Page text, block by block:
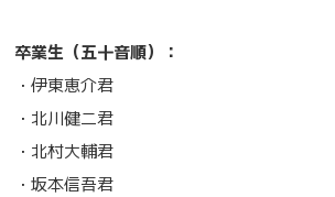
卒業生（五十音順）：
・伊東恵介君
・北川健二君
・北村大輔君
・坂本信吾君